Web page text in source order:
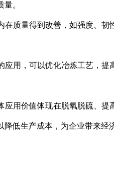
。
质量得到改善，如强度、
，可以优化冶炼工艺，提
价值体现在脱氧脱硫、提
低生产成本，为企业带来经